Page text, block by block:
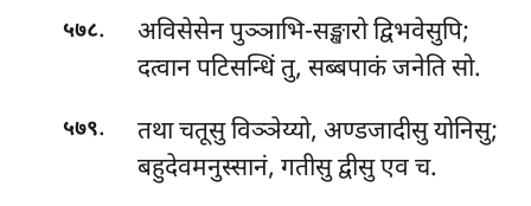
५७८.
अविसेसेन पुञ्ञाभि-सङ्खारो द्विभवेसुपि;
दत्वान पटिसन्धिं तु, सब्बपाकं जनेति सो.
५७९.
तथा चतूसु विञ्ञेय्यो, अण्डजादीसु योनिसु;
बहुदेवमनुस्सानं, गतीसु द्वीसु एव च.